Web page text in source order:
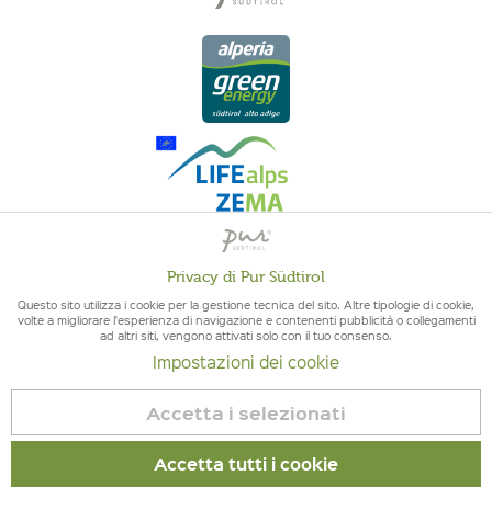
QUALITÀ DELL'ALTO ADIGE - ORIGINE ALTOATESINA E QUALITÁ
CONTROLLATA
© 2026 Pur Südtirol
Revoca contratto
Tracciamento
Non
Privacy di Pur Südtirol
Questo sito utilizza i cookie per la gestione tecnica del sito. Altre tipologie di cookie,
volte a migliorare l'esperienza di navigazione e contenenti pubblicità o collegamenti
ad altri siti, vengono attivati solo con il tuo consenso.
Impostazioni dei cookie
Accetta i selezionati
Accetta tutti i cookie